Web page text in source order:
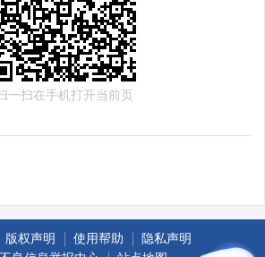
一扫在手机打开当前页
版权声明 使用帮助
隐私声明